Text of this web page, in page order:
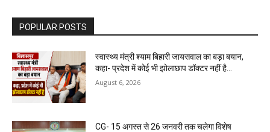
POPULAR POSTS
स्वास्थ्य मंत्री श्याम बिहारी जायसवाल का बड़ा बयान,
कहा- प्रदेश में कोई भी झोलाछाप डॉक्टर नहीं है…
August 6, 2026
CG- 15 अगस्त से 26 जनवरी तक चलेगा विशेष